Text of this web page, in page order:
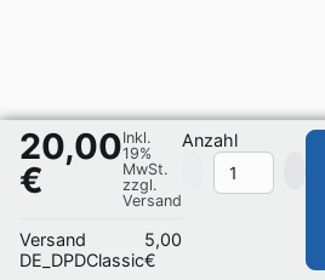
20,00
€
Inkl.
19%
MwSt.
zzgl.
Versand
Versand
DE_DPDClassic
5,00
€
Anzahl